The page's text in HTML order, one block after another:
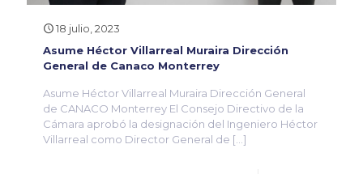
18 julio, 2023
Asume Héctor Villarreal Muraira Dirección
General de Canaco Monterrey
Asume Héctor Villarreal Muraira Dirección General
de CANACO Monterrey El Consejo Directivo de la
Cámara aprobó la designación del Ingeniero Héctor
Villarreal como Director General de […]